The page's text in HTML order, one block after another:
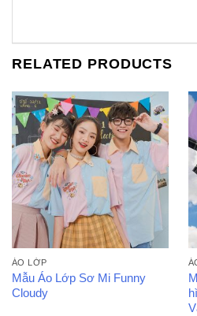
RELATED PRODUCTS
ÁO LỚP
Mẫu Áo Lớp Sơ Mi Funny
Cloudy